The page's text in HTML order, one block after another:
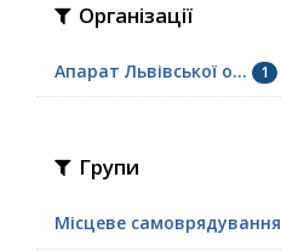
Організації
Апарат Львівської о... 1
Групи
Місцеве самоврядування